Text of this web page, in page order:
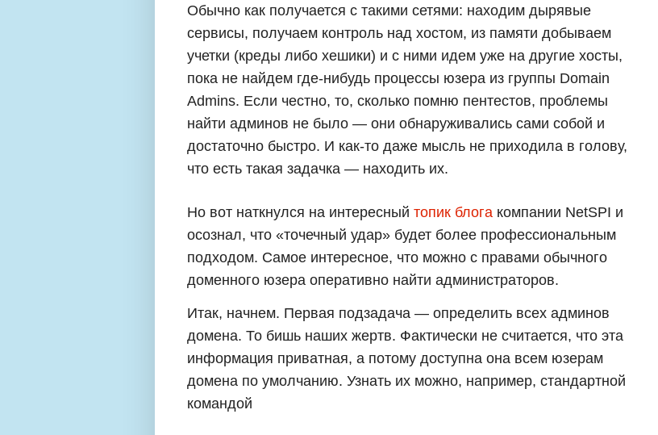
Обычно как получается с такими сетями: находим дырявые
сервисы, получаем контроль над хостом, из памяти добываем
учетки (креды либо хешики) и с ними идем уже на другие хосты,
пока не найдем где-нибудь процессы юзера из группы Domain
Admins. Если честно, то, сколько помню пентестов, проблемы
найти админов не было — они обнаруживались сами собой и
достаточно быстро. И как-то даже мысль не приходила в голову,
что есть такая задачка — находить их.
Но вот наткнулся на интересный топик блога компании NetSPI и
осознал, что «точечный удар» будет более профессиональным
подходом. Самое интересное, что можно с правами обычного
доменного юзера оперативно найти администраторов.
Итак, начнем. Первая подзадача — определить всех админов
домена. То бишь наших жертв. Фактически не считается, что эта
информация приватная, а потому доступна она всем юзерам
домена по умолчанию. Узнать их можно, например, стандартной
командой